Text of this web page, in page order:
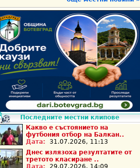
Последните местни клипове
Какво е състоянието на
футбония отбор на Балкан..
Дата:
31.07.2026, 11:13
Днес излязоха резултатите от
третото класиране ..
Дата:
29.07.2026, 14:09